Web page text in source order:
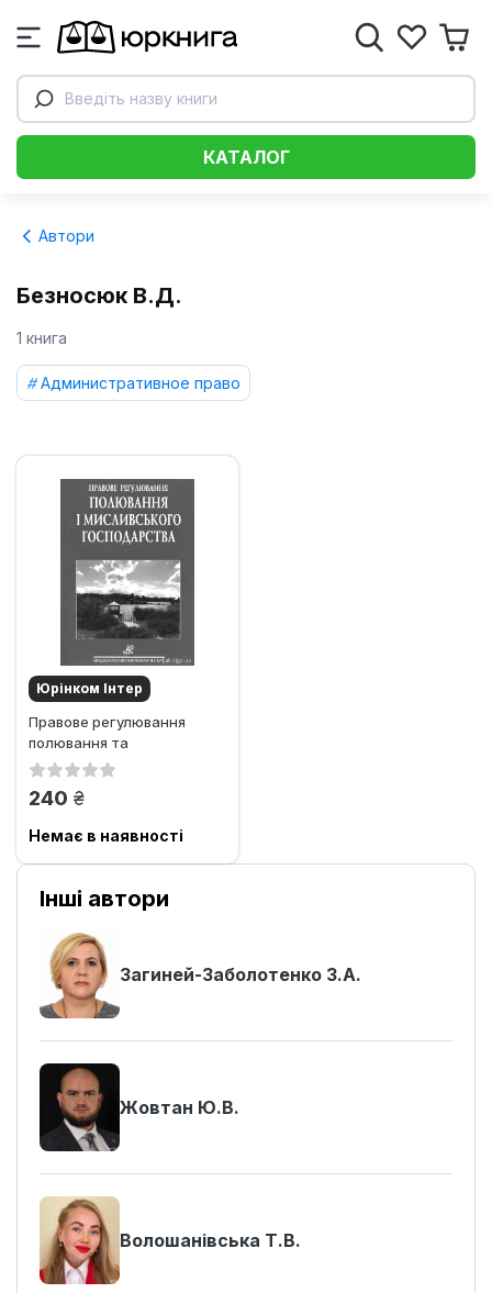
Введіть назву книги
КАТАЛОГ
Автори
Безносюк В.Д.
1 книга
Административное право
Юрінком Iнтер
Правове регулювання
полювання та
мисливського
240 грн.
Немає в наявності
Інші автори
Загиней-Заболотенко З.А.
Жовтан Ю.В.
Волошанівська Т.В.